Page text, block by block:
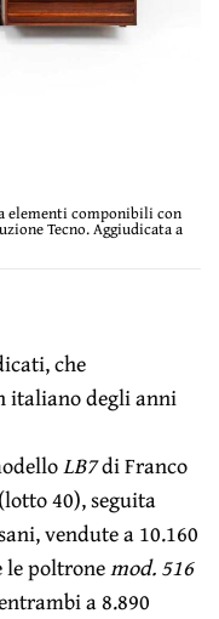
elementi componibili con
Tecno. Aggiudicata a
che
italiano degli anni
LB7di Franco
40), seguita
vendute a 10.160
le poltronemod. 516
a 8.890